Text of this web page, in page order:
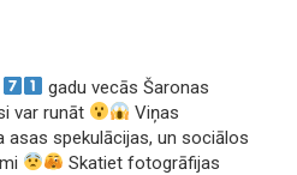
gadu vecās Šaronas
var runāt
Viņas
spekulācijas, un sociālos
Skatiet fotogrāfijas